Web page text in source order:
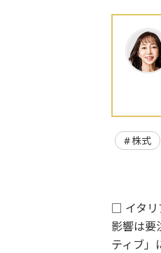
株式
□ イタリ
影響は要
ティブ」